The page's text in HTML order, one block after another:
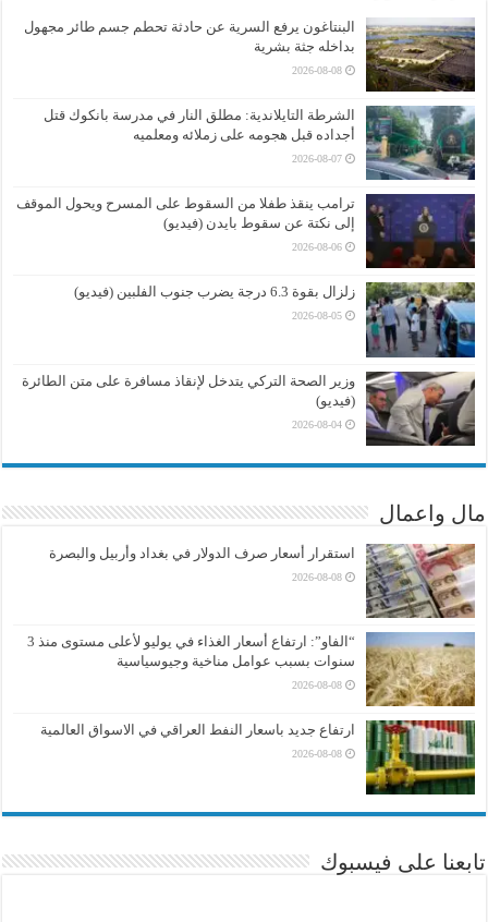
البنتاغون يرفع السرية عن حادثة تحطم جسم طائر مجهول
بداخله جثة بشرية
2026-08-08
الشرطة التايلاندية: مطلق النار في مدرسة بانكوك قتل
أجداده قبل هجومه على زملائه ومعلميه
2026-08-07
ترامب ينقذ طفلا من السقوط على المسرح ويحول الموقف
إلى نكتة عن سقوط بايدن (فيديو)
2026-08-06
زلزال بقوة 6.3 درجة يضرب جنوب الفلبين (فيديو)
2026-08-05
وزير الصحة التركي يتدخل لإنقاذ مسافرة على متن الطائرة
(فيديو)
2026-08-04
مال واعمال
استقرار أسعار صرف الدولار في بغداد وأربيل والبصرة
2026-08-08
“الفاو”: ارتفاع أسعار الغذاء في يوليو لأعلى مستوى منذ 3
سنوات بسبب عوامل مناخية وجيوسياسية
2026-08-08
ارتفاع جديد باسعار النفط العراقي في الاسواق العالمية
2026-08-08
تابعنا على فيسبوك